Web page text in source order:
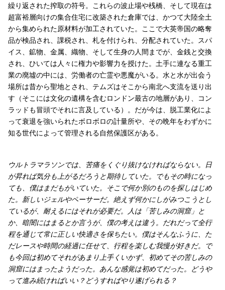
繰り返された搾取の符号。これらの波止場や桟橋、そして現在は
超富裕層向けの集合住宅に改築された倉庫では、かつて大陸全土
から集められた原材料が加工されていた。ここで大英帝国の略奪
品が検品され、課税され、札を付けられ、分配されていた。スパ
イス、鉱物、金属、織物、そして生身の人間までが、金銭と交換
され、ひいては人々に権力や影響力を授けた。土手に連なる重工
業の廃墟の中には、労働者の亡霊や悪魔がいる。水と水が出会う
場所は昔から聖地とされ、テムズはそこから南北へ支流を送り出
す（そこには文化の遺構を含むロンドン最古の地層があり、コン
ラッドも冒頭でそれに言及している）。だが今は、脱工業化によ
って衰退を強いられたボロボロの計量所や、その晩年をわずかに
知る世代によって管理される自然保護区がある。
ウルトラマラソンでは、苦痛をくぐり抜けなければならない。日
が昇れば気分も上がるだろうと期待していた。でもその時になっ
ても、僕はまだもがいていた。そこで何か別のものを探しはじめ
た。新しいジェルやペーサーだ。絶えず何かにしがみつこうとし
ているが、耐えるにはそれが必要だ。人は「苦しみの洞窟」と
か、暗闇にはまるとか言うが、僕の考えは違う。だれだって全行
程を通じて常に正しい快適さを保ちたい。僕はそんなふうに、た
だレースや時間の経過に任せて、行程を楽しむ我慢が好きだ。で
も今回は初めてそれがあまり上手くいかず、初めてその苦しみの
洞窟にはまったようだった。あんな感覚は初めてだった。どうや
って進み続ければいい？どうすればやり遂げられる？